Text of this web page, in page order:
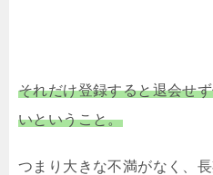
それだけ登録すると退会せ
いということ。
つまり大きな不満がなく、